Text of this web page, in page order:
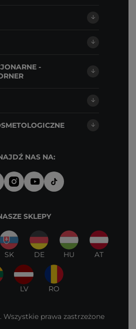
-
NAS NA:
SKLEPY
SK DE HU AT
LV RO
Wszystkie prawa zastrzeżone